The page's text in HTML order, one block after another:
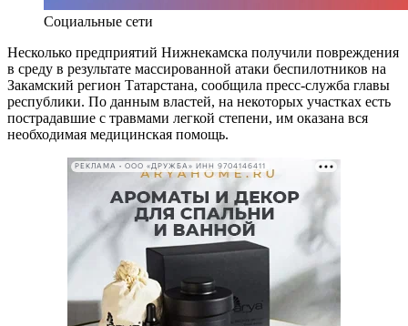
Социальные сети
Несколько предприятий Нижнекамска получили повреждения
в среду в результате массированной атаки беспилотников на
Закамский регион Татарстана, сообщила пресс-служба главы
республики. По данным властей, на некоторых участках есть
пострадавшие с травмами легкой степени, им оказана вся
необходимая медицинская помощь.
РЕКЛАМА • ООО «ДРУЖБА» ИНН 9704146411